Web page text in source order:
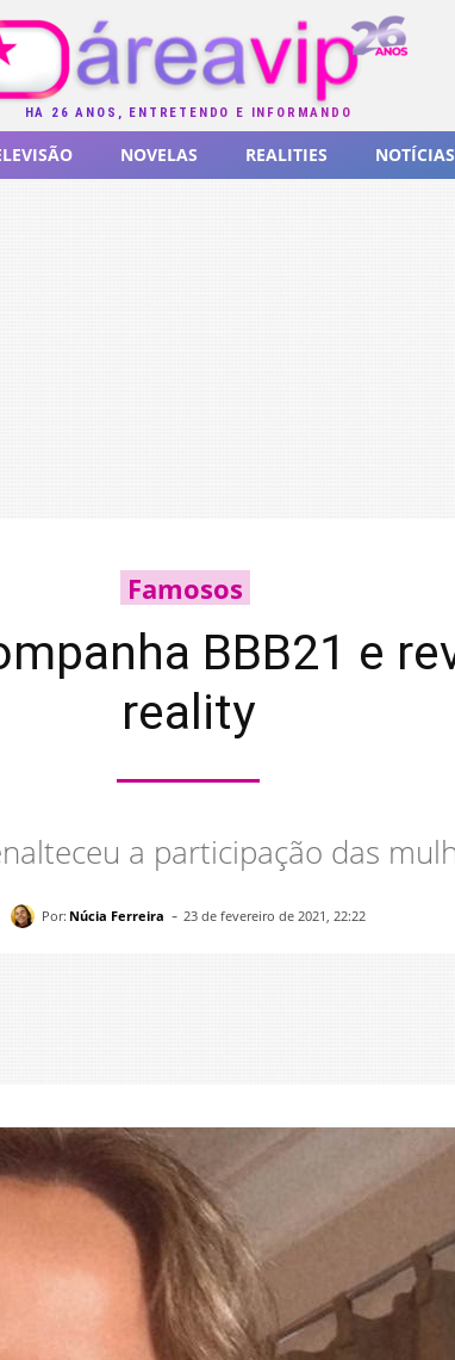
HÁ 26 ANOS, ENTRETENDO E INFORMANDO
NOVELAS REALITIES NOTÍCIAS
Famosos
BBB21 e
reality
a participação das
Por: Núcia Ferreira - 23 de fevereiro de 2021, 22:22